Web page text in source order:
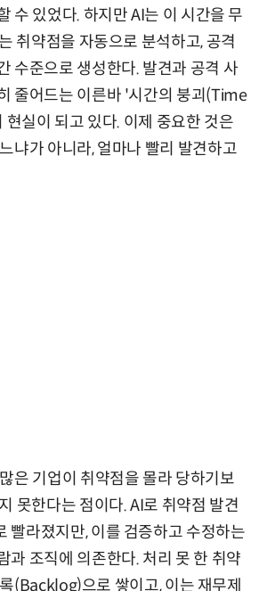
수 있었다. 하지만 AI는 이 시간을 무
취약점을 자동으로 분석하고, 공격
수준으로 생성한다. 발견과 공격 사
줄어드는 이른바 '시간의 붕괴(Time
실이 되고 있다. 이제 중요한 것은
냐가 아니라, 얼마나 빨리 발견하고
은 기업이 취약점을 몰라 당하기보
못한다는 점이다. AI로 취약점 발견
빨라졌지만, 이를 검증하고 수정하는
과 조직에 의존한다. 처리 못 한 취약
(Backlog)으로 쌓이고, 이는 재무제